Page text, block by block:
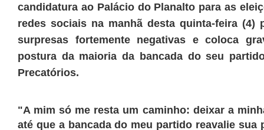
candidatura ao Palácio do Planalto para as
redes sociais na manhã desta quinta-feira
surpresas fortemente negativas e coloca
postura da maioria da bancada do seu
Precatórios.
"A mim só me resta um caminho: deixar a
até que a bancada do meu partido reavalie sua